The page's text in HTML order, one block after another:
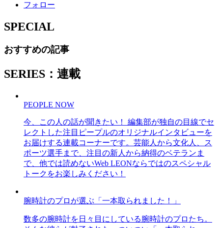
フォロー
SPECIAL
おすすめの記事
SERIES：連載
PEOPLE NOW
今、この人の話が聞きたい！ 編集部が独自の目線でセ
レクトした注目ピープルのオリジナルインタビューを
お届けする連載コーナーです。芸能人から文化人、ス
ポーツ選手まで、注目の新人から納得のベテランま
で、他では読めないWeb LEONならではのスペシャル
トークをお楽しみください！
腕時計のプロが選ぶ「一本取られました！」
数多の腕時計を日々目にしている腕時計のプロたち。